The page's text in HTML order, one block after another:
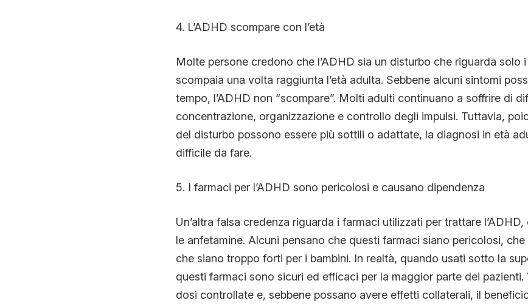
4. L’ADHD scompare con l’età
Molte persone credono che l’ADHD sia un disturbo che riguarda solo
scompaia una volta raggiunta l’età adulta. Sebbene alcuni sintomi
tempo, l’ADHD non “scompare”. Molti adulti continuano a soffrire di
concentrazione, organizzazione e controllo degli impulsi. Tuttavia,
del disturbo possono essere più sottili o adattate, la diagnosi in età
difficile da fare.
5. I farmaci per l’ADHD sono pericolosi e causano dipendenza
Un’altra falsa credenza riguarda i farmaci utilizzati per trattare
le anfetamine. Alcuni pensano che questi farmaci siano pericolosi,
che siano troppo forti per i bambini. In realtà, quando usati sotto la
questi farmaci sono sicuri ed efficaci per la maggior parte dei
dosi controllate e, sebbene possano avere effetti collaterali, il